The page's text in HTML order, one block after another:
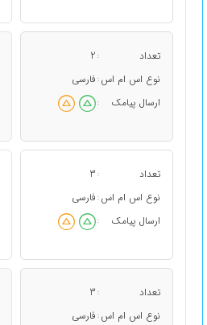
تعداد :
2
نوع اس ام اس : فارسی
ارسال پیامک
:
تعداد :
3
نوع اس ام اس : فارسی
ارسال پیامک
:
تعداد :
3
نوع اس ام اس : فارسی